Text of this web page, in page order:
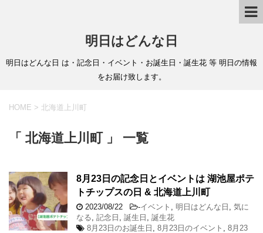
明日はどんな日
明日はどんな日 は・記念日・イベント・お誕生日・誕生花 等 明日の情報
をお届け致します。
HOME > 北海道上川町
「 北海道上川町 」 一覧
8月23日の記念日とイベントは 湖池屋ポテ
トチップスの日 & 北海道上川町
2023/08/22 -イベント 明日はどんな日
気に
なる 記念日 誕生日
誕生花
8月23日のお誕生日
8月23日のイベント
8月23